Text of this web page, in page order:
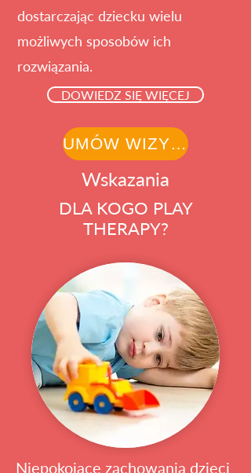
dostarczając dziecku wielu
możliwych sposobów ich
rozwiązania.
DOWIEDZ SIĘ WIĘCEJ
UMÓW WIZYTĘ
Wskazania
DLA KOGO PLAY
THERAPY?
Niepokojące zachowania dzieci